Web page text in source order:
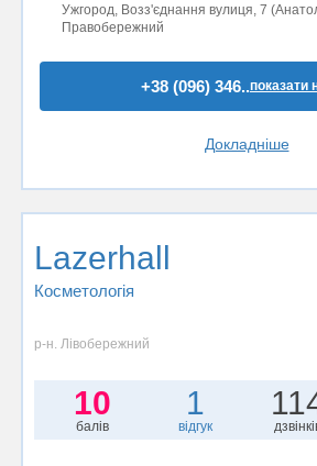
Ужгород, Возз'єднання вулиця, 7
Правобережний
+38 (096) 346..показати
Докладніше
Lazerhall
Косметологія
р-н. Лівобережний
10
балів
1
відгук